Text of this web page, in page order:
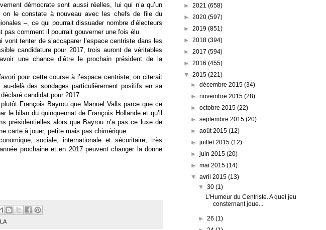
démocrate sont aussi réelles, lui qui n’a qu’un
on le constate à nouveau avec les chefs de file du
–, ce qui pourrait dissuader nombre d’électeurs
comment il pourrait gouverner une fois élu.
tenter de s’accaparer l’espace centriste dans les
candidature pour 2017, trois auront de véritables
une chance d’être le prochain président de la
pour cette course à l’espace centriste, on citerait
delà des sondages particulièrement positifs en sa
candidat pour 2017.
François Bayrou que Manuel Valls parce que ce
le bilan du quinquennat de François Hollande et qu’il
présidentielles alors que Bayrou n’a pas ce luxe de
carte à jouer, petite mais pas chimérique.
sociale, internationale et sécuritaire, très
prochaine et en 2017 peuvent changer la donne
► 2021 (658)
► 2020 (597)
► 2019 (851)
► 2018 (394)
► 2017 (594)
► 2016 (455)
▼ 2015 (221)
►décembre 2015(34)
►novembre 2015(28)
►octobre 2015(22)
►septembre 2015(20)
►août 2015(12)
►juillet 2015(12)
►juin 2015(20)
►mai 2015(14)
▼avril 2015(13)
▼ 30 (1)
L’Humeur du Centriste. A quel jeu
consternant joue...
► 26 (1)